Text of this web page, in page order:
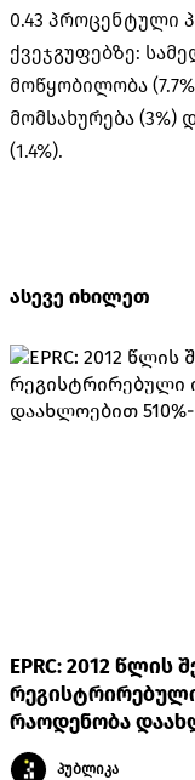
0.43 პროცენტული
ქვეჯგუფებზე:
მოწყობილობა
მომსახურება (3%)
(1.4%).
ასევე იხილეთ
EPRC: 2012
რაოდენობა
პუბლიკა